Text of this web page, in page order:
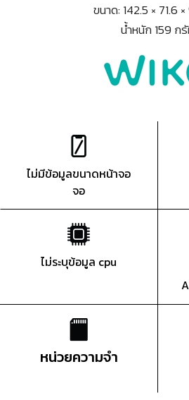
ขนาด: 142.5 × 71.6
น้ำหนัก 159 ก
ไม่มีข้อมูลขนาดหน้าจอ
จอ
ไม่ระบุข้อมูล cpu
หน่วยความจำ